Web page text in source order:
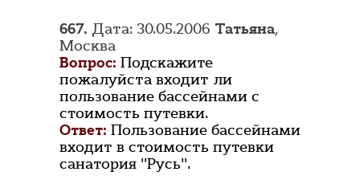
667. Дата: 30.05.2006 Татьяна,
Москва
Вопрос: Подскажите
пожалуйста входит ли
пользование бассейнами с
стоимость путевки.
Ответ: Пользование бассейнами
входит в стоимость путевки
санатория "Русь".